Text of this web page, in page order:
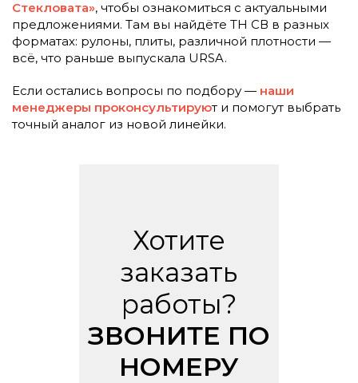
Стекловата», чтобы ознакомиться с актуальными
предложениями. Там вы найдёте ТН СВ в разных
форматах: рулоны, плиты, различной плотности —
всё, что раньше выпускала URSA.
Если остались вопросы по подбору — наши
менеджеры проконсультируют и помогут выбрать
точный аналог из новой линейки.
Хотите
заказать
работы?
ЗВОНИТЕ ПО
НОМЕРУ